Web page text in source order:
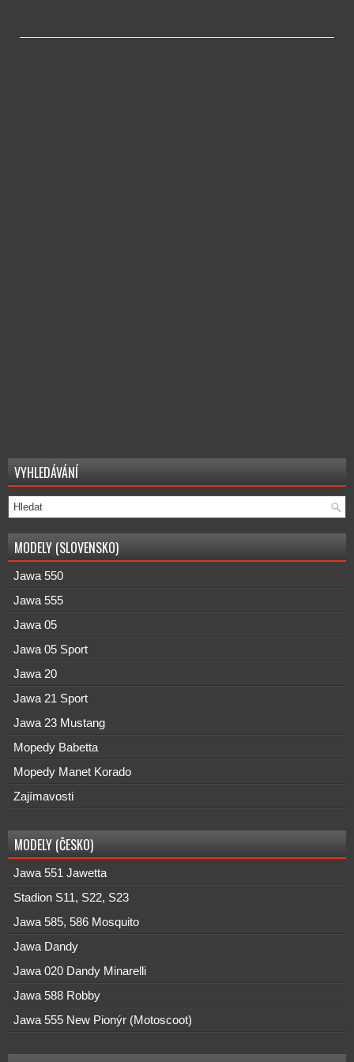
VYHLEDÁVÁNÍ
MODELY (SLOVENSKO)
Jawa 550
Jawa 555
Jawa 05
Jawa 05 Sport
Jawa 20
Jawa 21 Sport
Jawa 23 Mustang
Mopedy Babetta
Mopedy Manet Korado
Zajímavosti
MODELY (ČESKO)
Jawa 551 Jawetta
Stadion S11, S22, S23
Jawa 585, 586 Mosquito
Jawa Dandy
Jawa 020 Dandy Minarelli
Jawa 588 Robby
Jawa 555 New Pionýr (Motoscoot)